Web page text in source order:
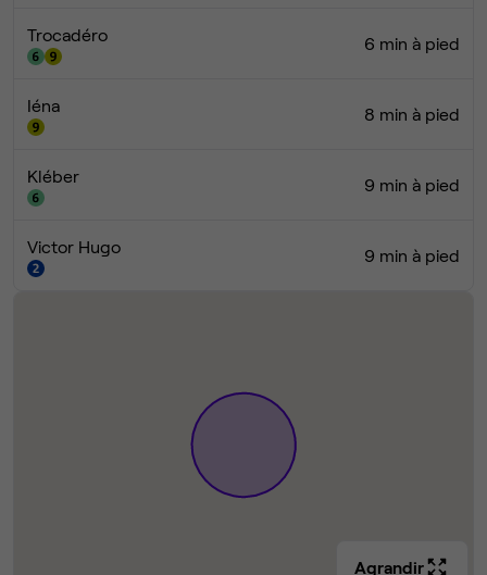
Trocadéro 6 min à pied
Iéna 8 min à pied
Kléber 9 min à pied
Victor Hugo 9 min à pied
Agrandir